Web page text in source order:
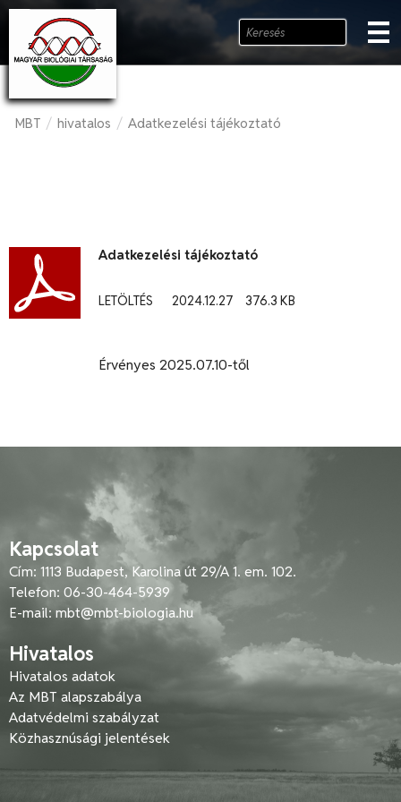
MBT / hivatalos / Adatkezelési tájékoztató
Adatkezelési tájékoztató
Érvényes 2025.07.10-től
2024.12.27 376.3 KB
LETÖLTÉS
Kapcsolat
Cím: 1113 Budapest, Karolina út 29/A 1. em. 102.
Telefon: 06-30-464-5939
E-mail:mbt@mbt-biologia.hu
Hivatalos
Hivatalos adatok
Az MBT alapszabálya
Adatvédelmi szabályzat
Közhasznúsági jelentések